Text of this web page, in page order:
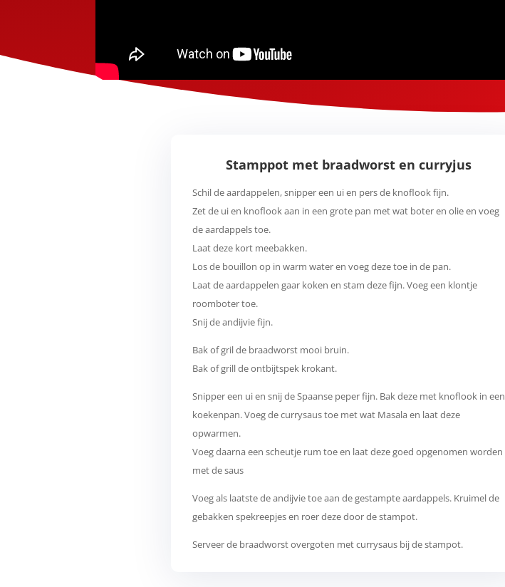
Stamppot met braadworst en curryjus
Schil de aardappelen, snipper een ui en pers de knoflook fijn.
Zet de ui en knoflook aan in een grote pan met wat boter en olie en voeg
de aardappels toe.
Laat deze kort meebakken.
Los de bouillon op in warm water en voeg deze toe in de pan.
Laat de aardappelen gaar koken en stam deze fijn. Voeg een klontje
roomboter toe.
Snij de andijvie fijn.
Bak of gril de braadworst mooi bruin.
Bak of grill de ontbijtspek krokant.
Snipper een ui en snij de Spaanse peper fijn. Bak deze met knoflook in een
koekenpan. Voeg de currysaus toe met wat Masala en laat deze
opwarmen.
Voeg daarna een scheutje rum toe en laat deze goed opgenomen worden
met de saus
Voeg als laatste de andijvie toe aan de gestampte aardappels. Kruimel de
gebakken spekreepjes en roer deze door de stampot.
Serveer de braadworst overgoten met currysaus bij de stampot.